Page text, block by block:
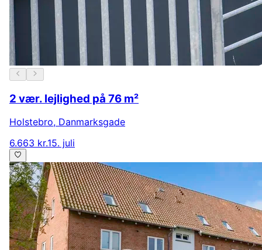
2 vær. lejlighed på 76 m²
Holstebro, Danmarksgade
6.663 kr.15. juli